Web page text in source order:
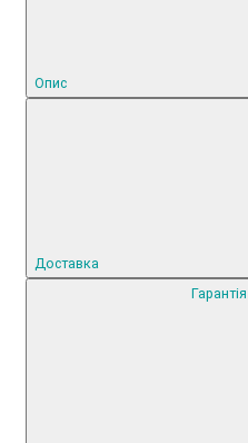
Опис
Доставка